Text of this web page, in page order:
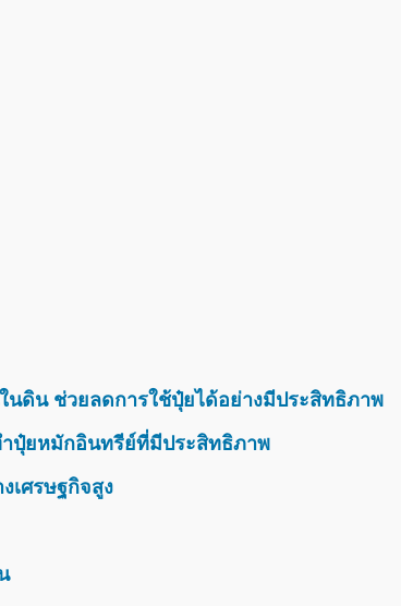
ดิน ช่วยลดการใช้ปุ๋ยได้อย่างมีประสิทธิภาพ
ปุ๋ยหมักอินทรีย์ที่มีประสิทธิภาพ
เศรษฐกิจสูง